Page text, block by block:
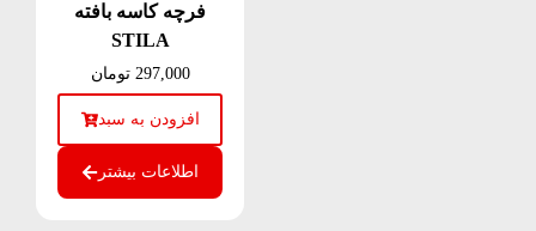
فرچه کاسه بافته
STILA
297,000 تومان
افزودن به سبد
اطلاعات بیشتر